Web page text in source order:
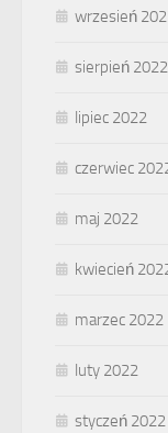
wrzesień
sierpień 2022
lipiec 2022
czerwiec
maj 2022
kwiecień
marzec 2022
luty 2022
styczeń 2022